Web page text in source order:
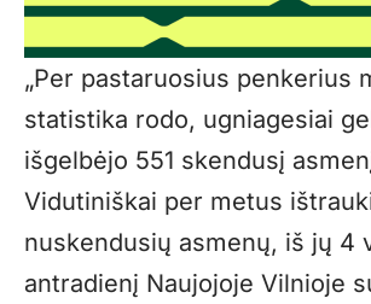
„Per pastaruosius penkerius
statistika rodo, ugniagesiai
išgelbėjo 551 skendusį
Vidutiniškai per metus
nuskendusių asmenų, iš jų 4
antradienį Naujojoje Vilnioje